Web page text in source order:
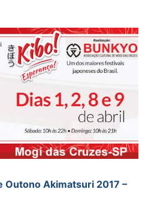
Outono Akimatsuri 2017 –